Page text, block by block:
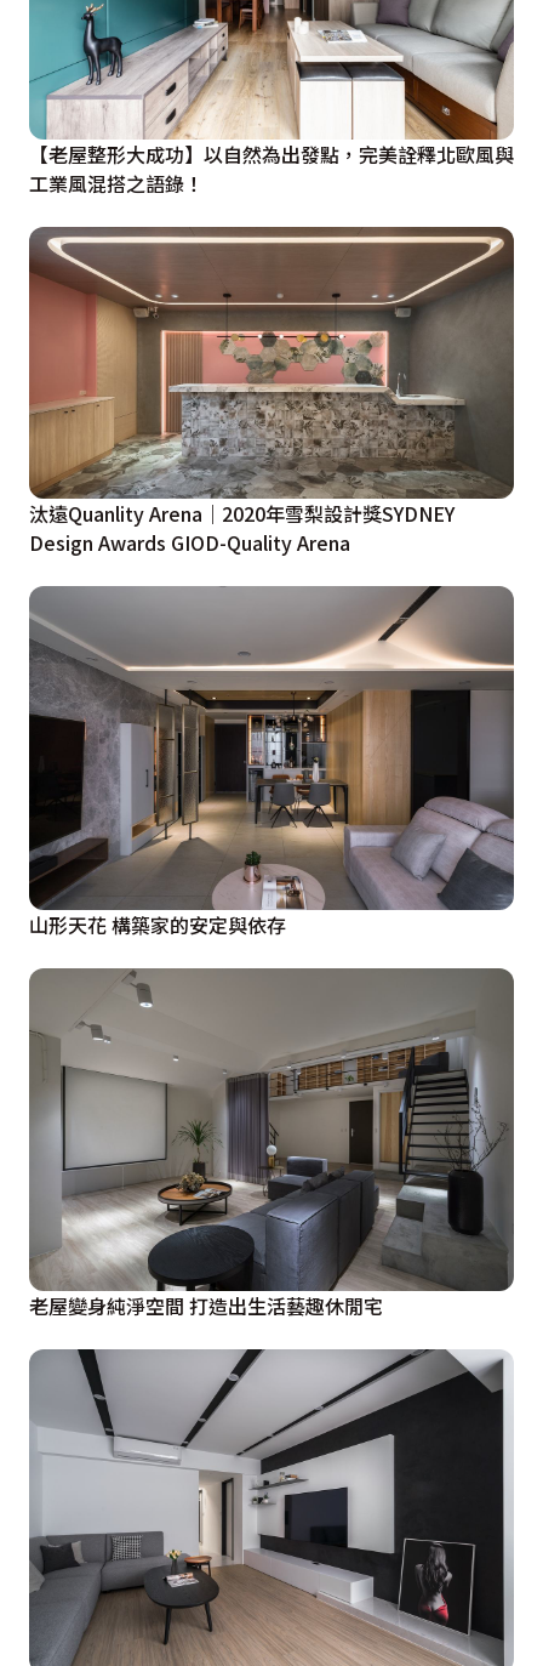
【老屋整形大成功】以自然為出發點，完美詮釋北歐風與
工業風混搭之語錄！
汰遠Quanlity Arena｜2020年雪梨設計獎SYDNEY
Design Awards GIOD-Quality Arena
山形天花 構築家的安定與依存
老屋變身純淨空間 打造出生活藝趣休閒宅